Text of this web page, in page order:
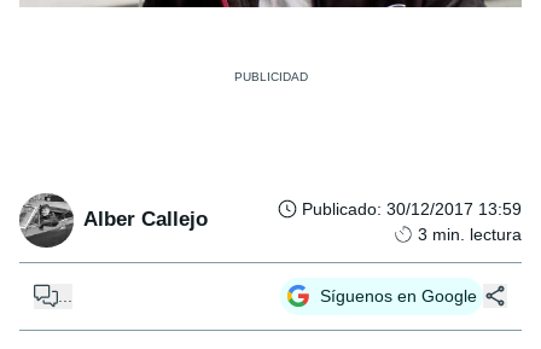
Alber Callejo Publicado: 30/12/2017 13:59
3 min. lectura
Síguenos en Google